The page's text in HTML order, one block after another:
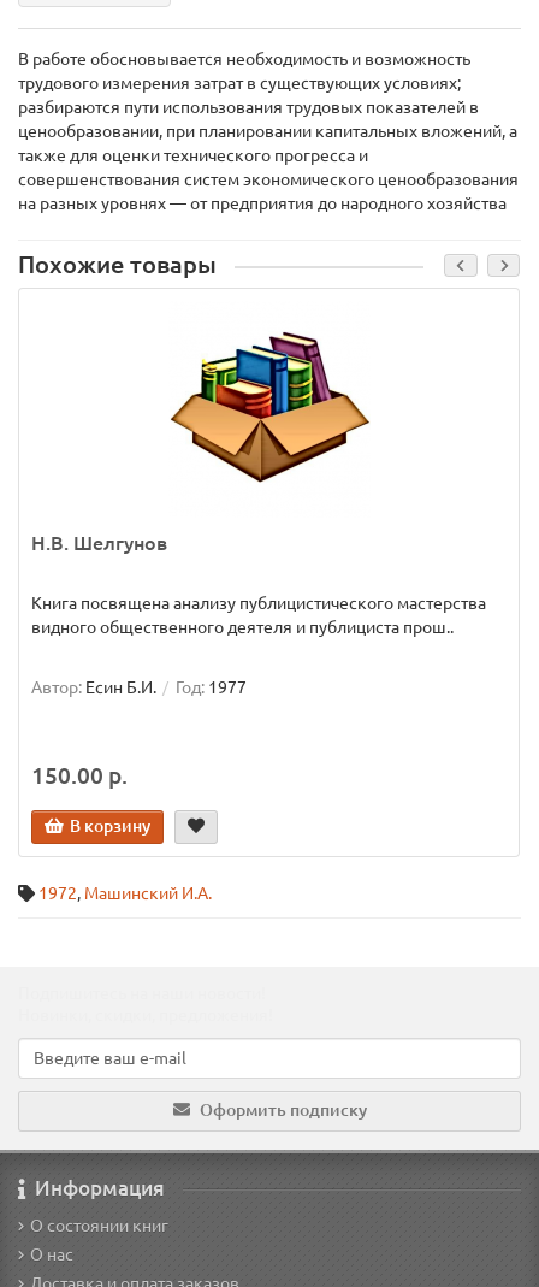
В работе обосновывается необходимость и возможность
трудового измерения затрат в существующих условиях;
разбираются пути использования трудовых показателей в
ценообразовании, при планировании капитальных вложений, а
также для оценки технического прогресса и
совершенствования систем экономического ценообразования
на разных уровнях — от предприятия до народного хозяйства
Похожие товары
Н.В. Шелгунов
Книга посвящена анализу публицистического мастерства
видного общественного деятеля и публициста прош..
Автор: Есин Б.И. Год: 1977
150.00 р.
В корзину
1972, Машинский И.А.
Оформить подписку
Информация
О состоянии книг
О нас